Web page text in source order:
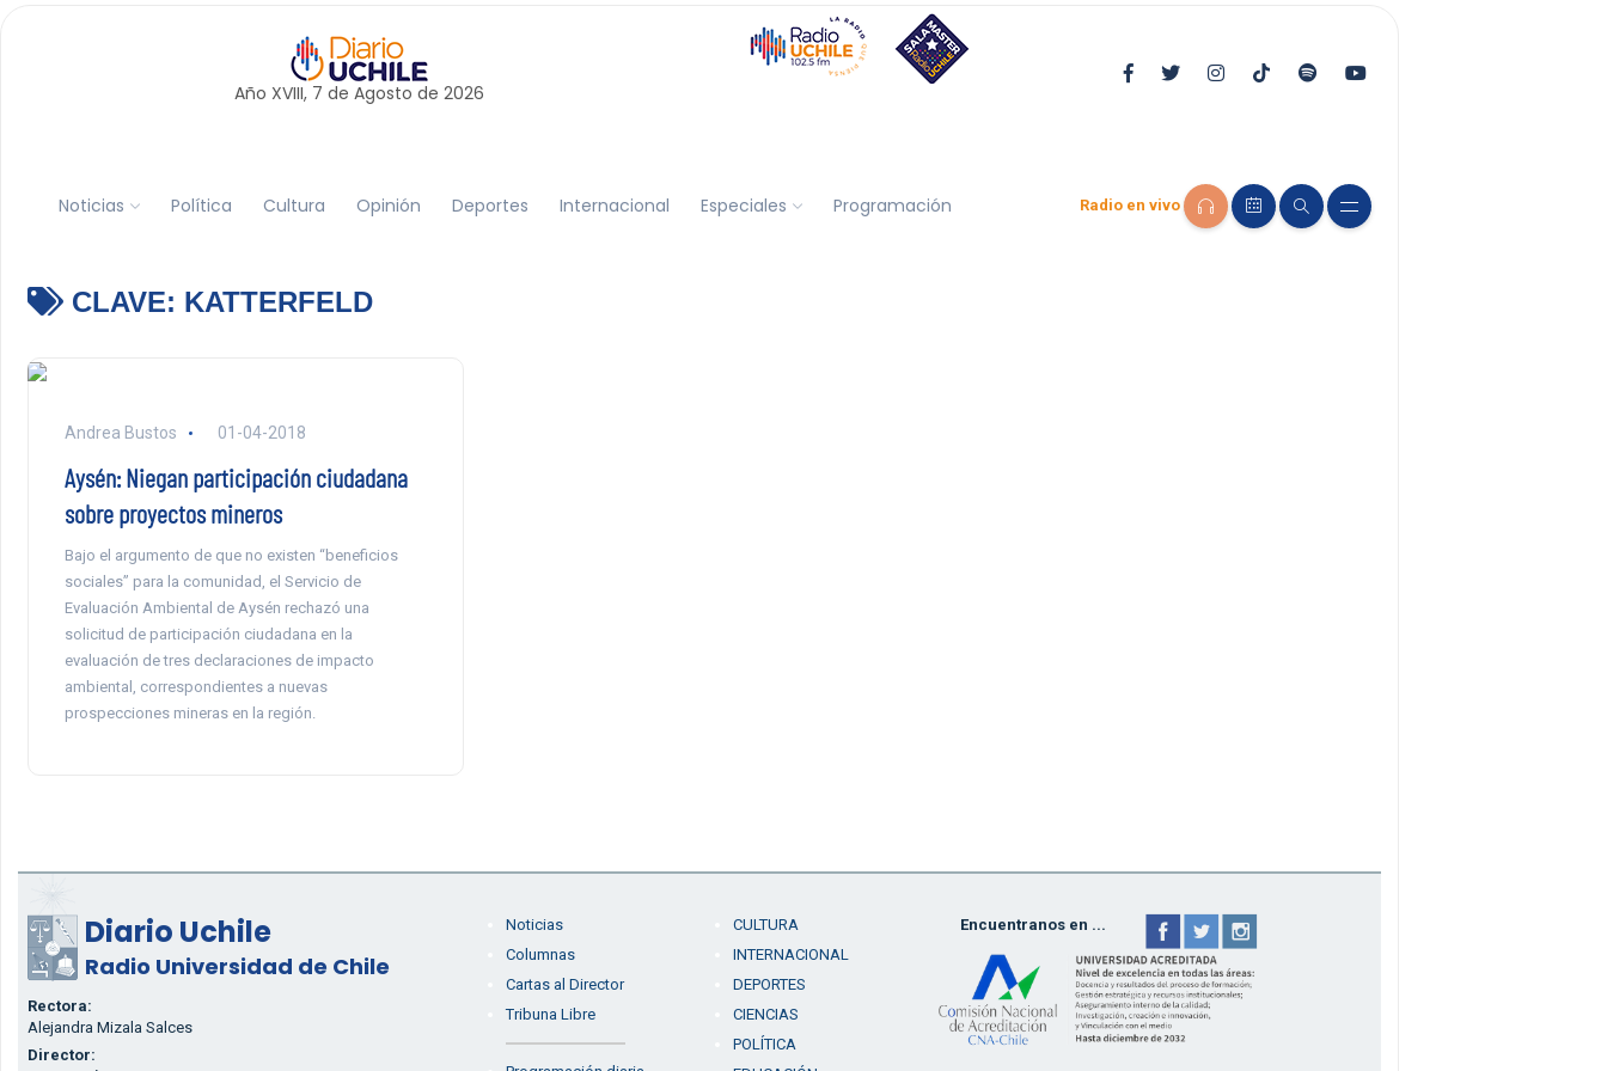
Año XVIII, 7 de Agosto de 2026
Noticias Política Cultura Opinión Deportes Internacional Especiales Programación Radio en vivo
CLAVE: KATTERFELD
Andrea Bustos 01-04-2018
Aysén: Niegan participación ciudadana
sobre proyectos mineros
Bajo el argumento de que no existen “beneficios
sociales” para la comunidad, el Servicio de
Evaluación Ambiental de Aysén rechazó una
solicitud de participación ciudadana en la
evaluación de tres declaraciones de impacto
ambiental, correspondientes a nuevas
prospecciones mineras en la región.
Diario Uchile
Radio Universidad de Chile
Rectora:
Alejandra Mizala Salces
Director:
Noticias
Columnas
Cartas al Director
Tribuna Libre
CULTURA
INTERNACIONAL
DEPORTES
CIENCIAS
POLÍTICA
Encuentranos en ...